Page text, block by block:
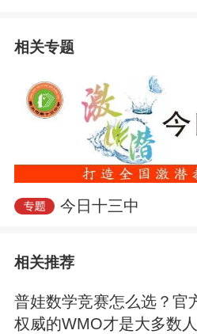
微课大赛一等奖”，并
获质检明星教师奖，
标兵”“最受欢迎教师”
从事高中语文教学多
育从来不是单向的知识
集体之外的学生，并非
是心底的微光，迟迟
亮。与学生小枫的相
相关专题
今日十三中
相关推荐
普娃数学竞赛怎么选？官
权威的WMO才是大多数人